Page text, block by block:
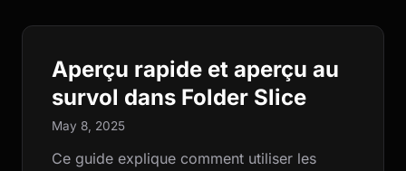
Aperçu rapide et aperçu au
survol dans Folder Slice
May 8, 2025
Ce guide explique comment utiliser les